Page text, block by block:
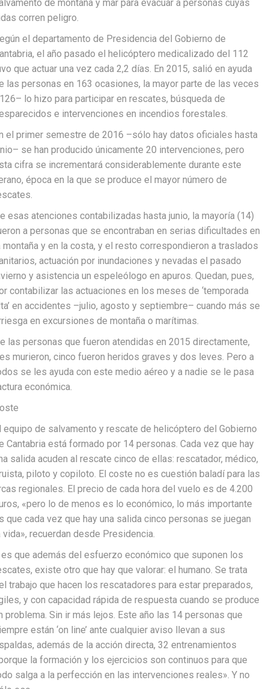
de montaña y mar para evacuar a personas cuyas
corren peligro.
el departamento de Presidencia del Gobierno de
el año pasado el helicóptero medicalizado del 112
que actuar una vez cada 2,2 días. En 2015, salió en ayuda
las personas en 163 ocasiones, la mayor parte de las veces
lo hizo para participar en rescates, búsqueda de
e intervenciones en incendios forestales.
el primer semestre de 2016 –sólo hay datos oficiales hasta
se han producido únicamente 20 intervenciones, pero
cifra se incrementará considerablemente durante este
época en la que se produce el mayor número de
esas atenciones contabilizadas hasta junio, la mayoría (14)
a personas que se encontraban en serias dificultades en
montaña y en la costa, y el resto correspondieron a traslados
actuación por inundaciones y nevadas el pasado
y asistencia un espeleólogo en apuros. Quedan, pues,
contabilizar las actuaciones en los meses de ‘temporada
en accidentes –julio, agosto y septiembre– cuando más se
en excursiones de montaña o marítimas.
las personas que fueron atendidas en 2015 directamente,
murieron, cinco fueron heridos graves y dos leves. Pero a
se les ayuda con este medio aéreo y a nadie se le pasa
económica.
equipo de salvamento y rescate de helicóptero del Gobierno
Cantabria está formado por 14 personas. Cada vez que hay
salida acuden al rescate cinco de ellas: rescatador, médico,
piloto y copiloto. El coste no es cuestión baladí para las
regionales. El precio de cada hora del vuelo es de 4.200
«pero lo de menos es lo económico, lo más importante
que cada vez que hay una salida cinco personas se juegan
vida», recuerdan desde Presidencia.
es que además del esfuerzo económico que suponen los
existe otro que hay que valorar: el humano. Se trata
trabajo que hacen los rescatadores para estar preparados,
y con capacidad rápida de respuesta cuando se produce
problema. Sin ir más lejos. Este año las 14 personas que
están ‘on line’ ante cualquier aviso llevan a sus
además de la acción directa, 32 entrenamientos
la formación y los ejercicios son continuos para que
salga a la perfección en las intervenciones reales». Y no